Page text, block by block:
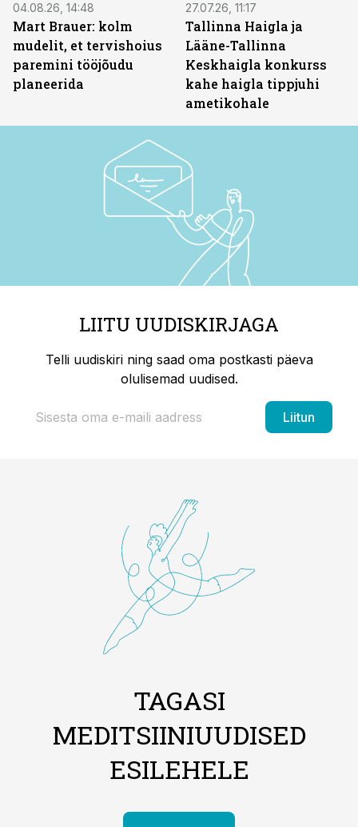
04.08.26, 14:48
Mart Brauer: kolm
mudelit, et tervishoius
paremini tööjõudu
planeerida
27.07.26, 11:17
Tallinna Haigla ja
Lääne-Tallinna
Keskhaigla konkurss
kahe haigla tippjuhi
ametikohale
LIITU UUDISKIRJAGA
Telli uudiskiri ning saad oma postkasti päeva
olulisemad uudised.
Liitun
TAGASI
MEDITSIINIUUDISED
ESILEHELE